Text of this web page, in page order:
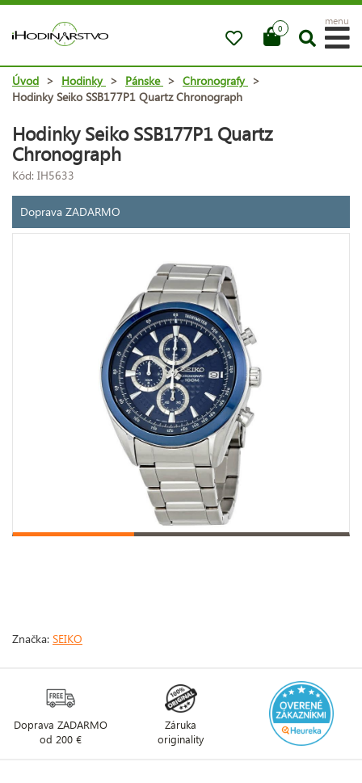
0
menu
Úvod > Hodinky > Pánske > Chronografy >
Hodinky Seiko SSB177P1 Quartz Chronograph
Hodinky Seiko SSB177P1 Quartz
Chronograph
Kód: IH5633
Doprava ZADARMO
Značka: SEIKO
Doprava ZADARMO
od 200 €
Záruka
originality